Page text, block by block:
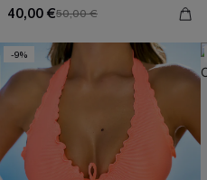
40,00 €50,00 €
-9%